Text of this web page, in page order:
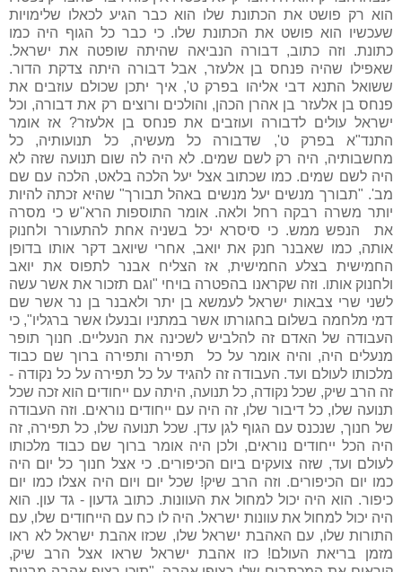
הוא רק פושט את הכתונת שלו הוא כבר הגיע לכאלו שלימויות
שעכשיו הוא פושט את הכתונת שלו. כי כבר כל הגוף היה כמו
כתונת. וזה כתוב, דבורה הנביאה שהיתה שופטה את ישראל.
שאפילו שהיה פנחס בן אלעזר, אבל דבורה היתה צדקת הדור.
ששואל התנא דבי אליהו בפרק ט', איך יתכן שכולם עוזבים את
פנחס בן אלעזר בן אהרן הכהן, והולכים ורוצים רק את דבורה, וכל
ישראל עולים לדבורה ועוזבים את פנחס בן אלעזר? אז אומר
התנד"א בפרק ט', שדבורה כל מעשיה, כל תנועותיה, כל
מחשבותיה, היה רק לשם שמים. לא היה לה שום תנועה שזה לא
היה לשם שמים. כמו שכתוב אצל יעל הלכה בלאט, הלכה עם שם
מב'. "תבורך מנשים יעל מנשים באהל תבורך" שהיא זכתה להיות
יותר משרה רבקה רחל ולאה. אומר התוספות הרא"ש כי מסרה
את הנפש ממש. כי סיסרא יכל בשניה אחת להתעורר ולחנוק
אותה, כמו שאבנר חנק את יואב, אחרי שיואב דקר אותו בדופן
החמישית בצלע החמישית, אז הצליח אבנר לתפוס את יואב
ולחנוק אותו. וזה שקראנו בהפטרה בויחי "וגם תזכור את אשר עשה
לשני שרי צבאות ישראל לעמשא בן יתר ולאבנר בן נר אשר שם
דמי מלחמה בשלום בחגורתו אשר במתניו ובנעלו אשר ברגליו", כי
העבודה של האדם זה להלביש לשכינה את הנעליים. חנוך תופר
מנעלים היה, והיה אומר על כל תפירה ותפירה ברוך שם כבוד
מלכותו לעולם ועד. העבודה זה להגיד על כל תפירה על כל נקודה -
זה הרב שיק, שכל נקודה, כל תנועה, היתה עם ייחודים הוא זכה שכל
תנועה שלו, כל דיבור שלו, זה היה עם ייחודים נוראים. וזה העבודה
של חנוך, שנכנס עם הגוף לגן עדן. שכל תנועה שלו, כל תפירה, זה
היה הכל ייחודים נוראים, ולכן היה אומר ברוך שם כבוד מלכותו
לעולם ועד, שזה צועקים ביום הכיפורים. כי אצל חנוך כל יום היה
כמו יום הכיפורים. וזה הרב שיק! שכל יום ויום היה אצלו כמו יום
כיפור. הוא היה יכול למחול את העוונות. כתוב גדעון - גד עון. הוא
היה יכול למחול את עוונות ישראל. היה לו כח עם הייחודים שלו, עם
התורות שלו, עם האהבת ישראל שלו, שכזו אהבת ישראל לא ראו
מזמן בריאת העולם! כזו אהבת ישראל שראו אצל הרב שיק,